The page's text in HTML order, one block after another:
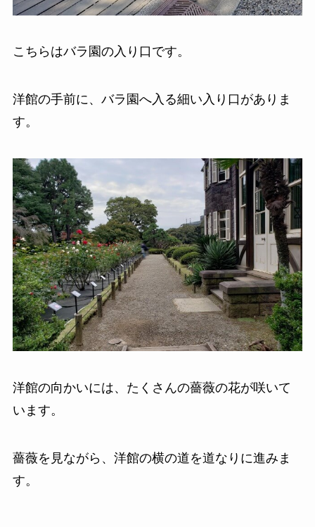
こちらはバラ園の入り口です。
洋館の手前に、バラ園へ入る細い入り口がありま
す。
洋館の向かいには、たくさんの薔薇の花が咲いて
います。
薔薇を見ながら、洋館の横の道を道なりに進みま
す。